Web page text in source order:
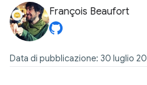
François Beaufort
Data di pubblicazione: 30 luglio